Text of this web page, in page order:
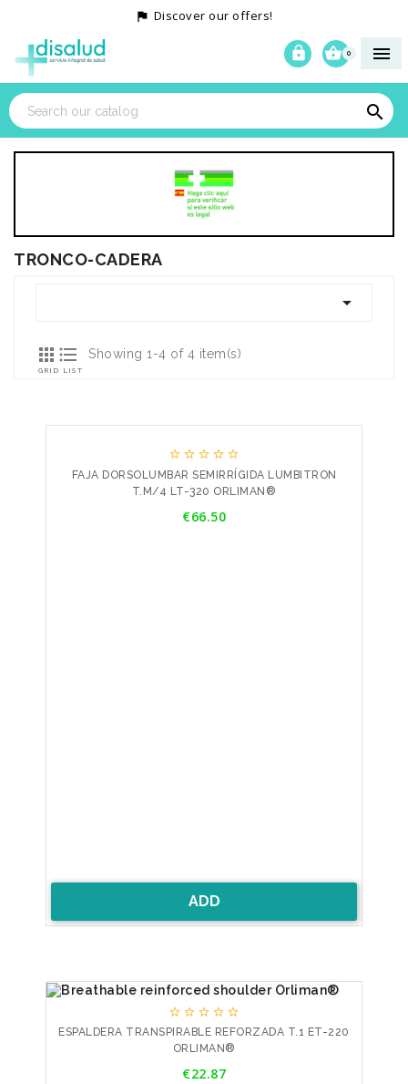
 Discover our offers!

0



TRONCO-CADERA


GRID

LIST
Showing 1-4 of 4 item(s)
    
FAJA DORSOLUMBAR SEMIRRÍGIDA LUMBITRON
T.M/4 LT-320 ORLIMAN®
€66.50
ADD
    
ESPALDERA TRANSPIRABLE REFORZADA T.1 ET-220
ORLIMAN®
€22.87